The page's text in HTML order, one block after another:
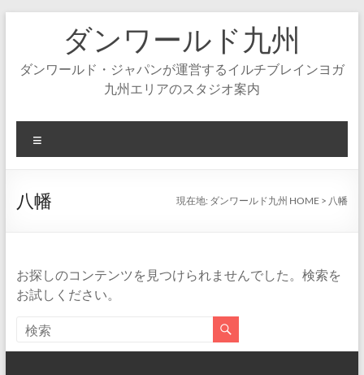
ダンワールド九州
ダンワールド・ジャパンが運営するイルチブレインヨガ
九州エリアのスタジオ案内
ニ
ー
八幡 現在地: ダンワールド九州 HOME > 八幡
お探しのコンテンツを見つけられませんでした。検索を
お試しください。